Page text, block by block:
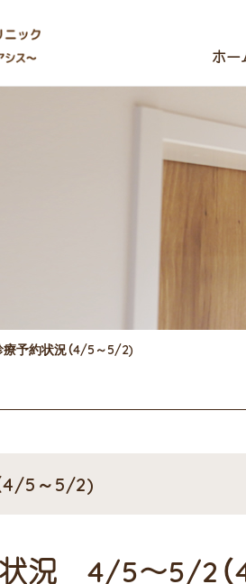
ホー
療予約状況（4/5～5/2)
4/5～5/2)
況 4/5～5/2（